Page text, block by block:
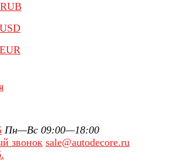
RUB
USD
EUR
Пн—Вс 09:00—18:00
звонок sale@autodecore.ru